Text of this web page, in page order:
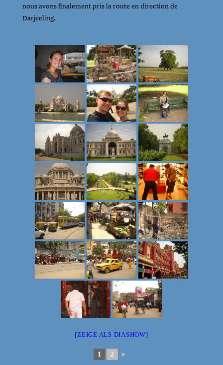
nous avons finalement pris la route en direction de
Darjeeling.
[ZEIGE ALS DIASHOW]
1 2 ►